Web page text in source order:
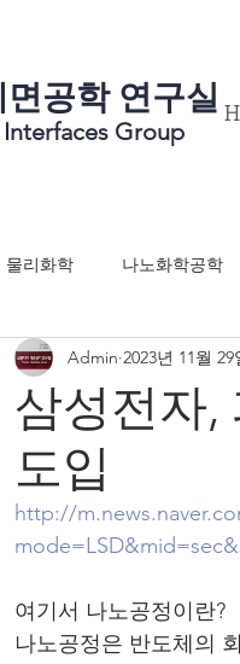
공학 연구실
Group
물리화학 나노화학공학
삼성전자,
도입
Admin 2023년 11월 29
http://
여기서 나노공정이란?
나노공정은 반도체의